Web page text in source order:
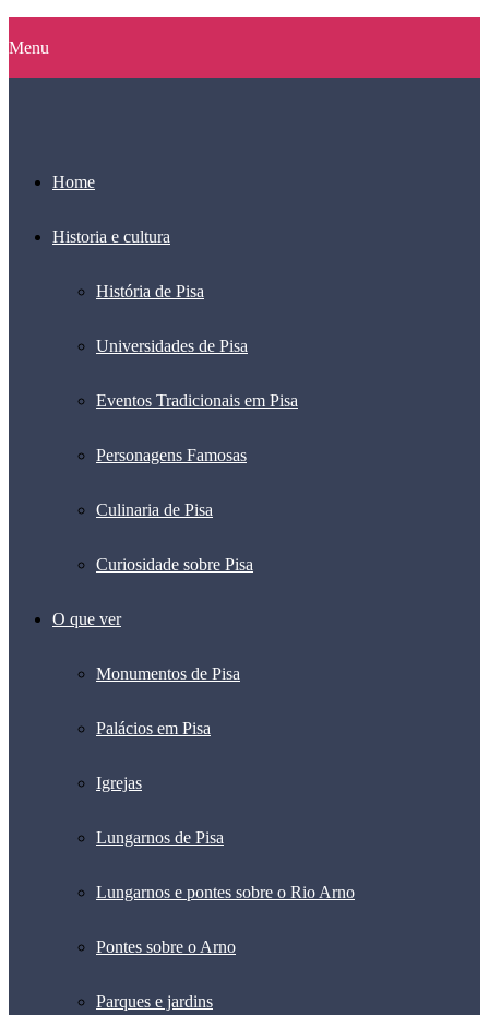
Menu
Home
Historia e cultura
História de Pisa
Universidades de Pisa
Eventos Tradicionais em Pisa
Personagens Famosas
Culinaria de Pisa
Curiosidade sobre Pisa
O que ver
Monumentos de Pisa
Palácios em Pisa
Igrejas
Lungarnos de Pisa
Lungarnos e pontes sobre o Rio Arno
Pontes sobre o Arno
Parques e jardins